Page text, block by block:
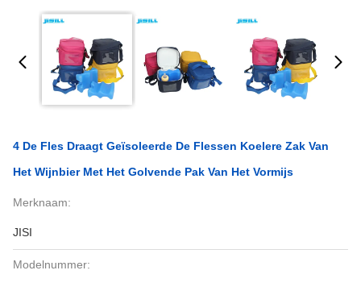
4 De Fles Draagt Geïsoleerde De Flessen Koelere Zak Van
Het Wijnbier Met Het Golvende Pak Van Het Vormijs
Merknaam:
JISI
Modelnummer: